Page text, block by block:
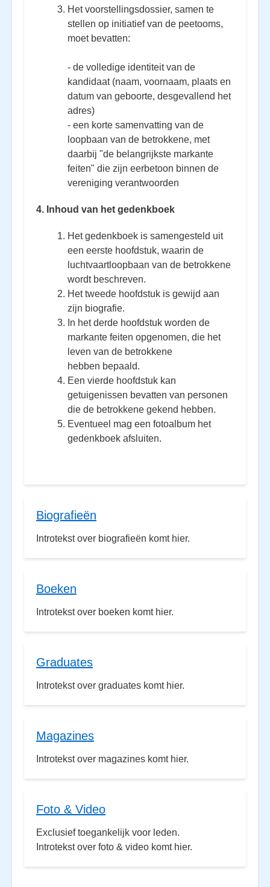
Het voorstellingsdossier, samen te
stellen op initiatief van de peetooms,
moet bevatten:
- de volledige identiteit van de
kandidaat (naam, voornaam, plaats en
datum van geboorte, desgevallend het
adres)
- een korte samenvatting van de
loopbaan van de betrokkene, met
daarbij "de belangrijkste markante
feiten" die zijn eerbetoon binnen de
vereniging verantwoorden
4. Inhoud van het gedenkboek
Het gedenkboek is samengesteld uit
een eerste hoofdstuk, waarin de
luchtvaartloopbaan van de betrokkene
wordt beschreven.
Het tweede hoofdstuk is gewijd aan
zijn biografie.
In het derde hoofdstuk worden de
markante feiten opgenomen, die het
leven van de betrokkene
hebben bepaald.
Een vierde hoofdstuk kan
getuigenissen bevatten van personen
die de betrokkene gekend hebben.
Eventueel mag een fotoalbum het
gedenkboek afsluiten.
Biografieën
Introtekst over biografieën komt hier.
Boeken
Introtekst over boeken komt hier.
Graduates
Introtekst over graduates komt hier.
Magazines
Introtekst over magazines komt hier.
Foto & Video
Exclusief toegankelijk voor leden.
Introtekst over foto & video komt hier.